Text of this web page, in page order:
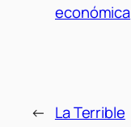
económica
← La Terrible